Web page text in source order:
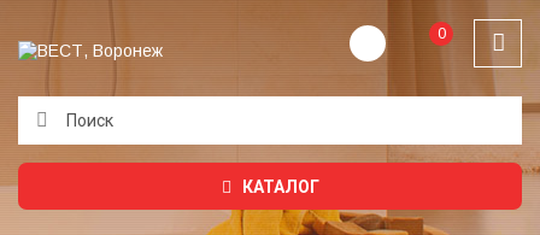
0
КАТАЛОГ